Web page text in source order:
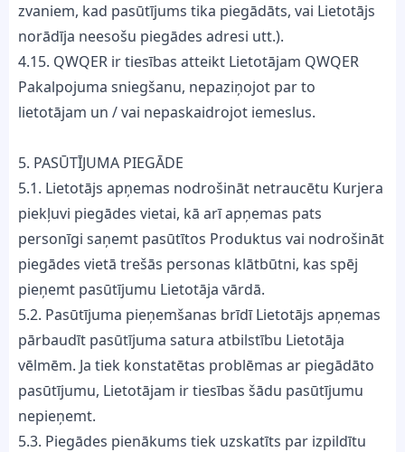
zvaniem, kad pasūtījums tika piegādāts, vai Lietotājs
norādīja neesošu piegādes adresi utt.).
4.15. QWQER ir tiesības atteikt Lietotājam QWQER
Pakalpojuma sniegšanu, nepaziņojot par to
lietotājam un / vai nepaskaidrojot iemeslus.
5. PASŪTĪJUMA PIEGĀDE
5.1. Lietotājs apņemas nodrošināt netraucētu Kurjera
piekļuvi piegādes vietai, kā arī apņemas pats
personīgi saņemt pasūtītos Produktus vai nodrošināt
piegādes vietā trešās personas klātbūtni, kas spēj
pieņemt pasūtījumu Lietotāja vārdā.
5.2. Pasūtījuma pieņemšanas brīdī Lietotājs apņemas
pārbaudīt pasūtījuma satura atbilstību Lietotāja
vēlmēm. Ja tiek konstatētas problēmas ar piegādāto
pasūtījumu, Lietotājam ir tiesības šādu pasūtījumu
nepieņemt.
5.3. Piegādes pienākums tiek uzskatīts par izpildītu